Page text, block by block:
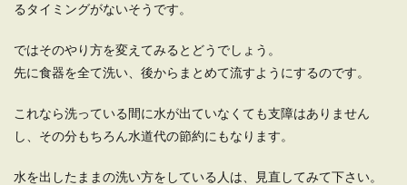
るタイミングがないそうです。
ではそのやり方を変えてみるとどうでしょう。
先に食器を全て洗い、後からまとめて流すようにするのです。
これなら洗っている間に水が出ていなくても支障はありません
し、その分もちろん水道代の節約にもなります。
水を出したままの洗い方をしている人は、見直してみて下さい。